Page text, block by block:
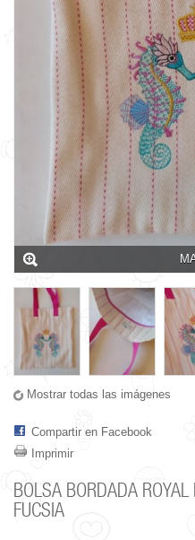
Mostrar todas las imágenes
Compartir en Facebook
Imprimir
BOLSA BORDADA
FUCSIA